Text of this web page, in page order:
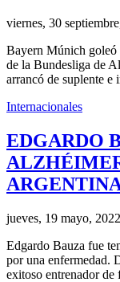
viernes, 30
Bayern Múnich goleó
de la Bundesliga de
arrancó de suplente
Internacionales
EDGARDO
jueves, 19 mayo, 2022
Edgardo Bauza fue
por una enfermedad.
exitoso entrenador